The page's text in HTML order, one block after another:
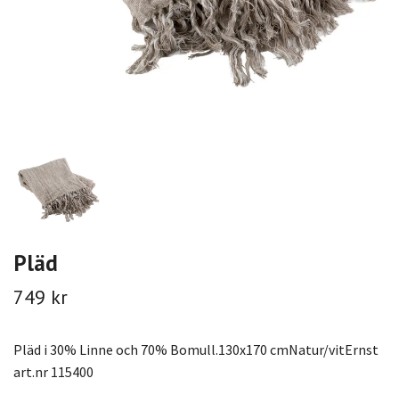
Pläd
749 kr
Pläd i 30% Linne och 70% Bomull.130x170 cmNatur/vitErnst
art.nr 115400